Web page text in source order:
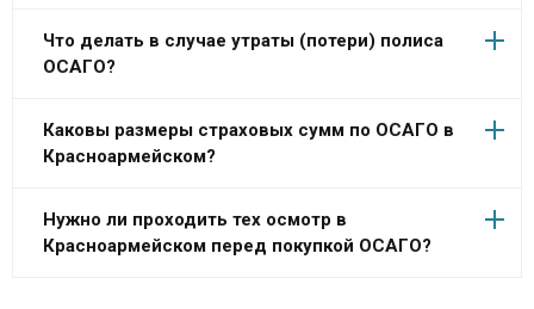
Что делать в случае утраты (потери) полиса
ОСАГО?
Каковы размеры страховых сумм по ОСАГО в
Красноармейском?
Нужно ли проходить тех осмотр в
Красноармейском перед покупкой ОСАГО?